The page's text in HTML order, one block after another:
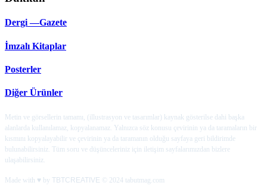
Dergi —Gazete
İmzalı Kitaplar
Posterler
Diğer Ürünler
Metin ve görsellerin tamamı, (illustrasyon ve tasarımlar) kaynak gösterilse dahi başka
alanlarda kullanılamaz, kopyalanamaz. Yalnızca söz konusu çevirinin ya da taramaların bir
kısmını kopyalayabilir ve çevirinin ya da taramanın olduğu sayfaya geri bildirimde
bulunabilirsiniz. Tüm soru ve düşünceleriniz için iletişim sayfalarımızdan bizlere
ulaşabilirsiniz.
Made with ♥ by TBTCREATIVE © 2024 tabutmag.com